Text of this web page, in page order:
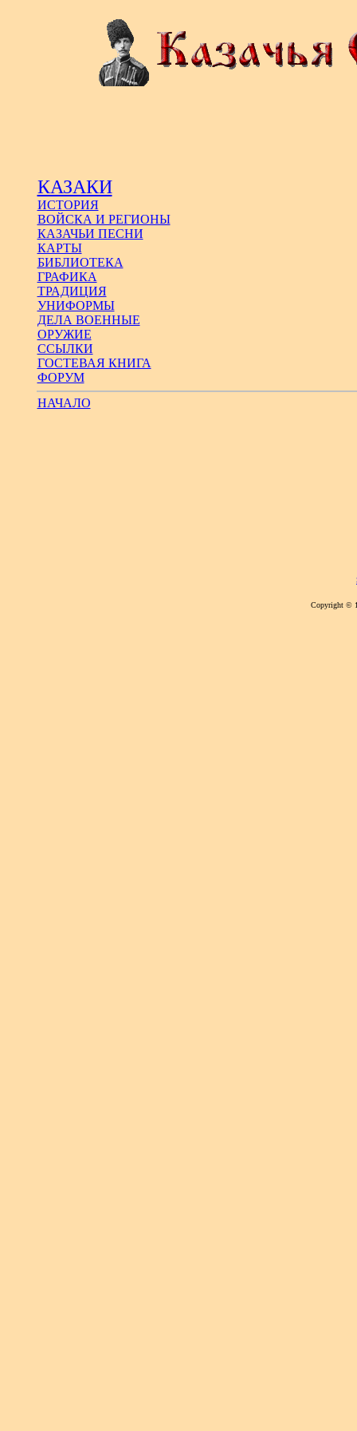
КАЗАКИ
ИСТОРИЯ
ВОЙСКА И РЕГИОНЫ
КАЗАЧЬИ ПЕСНИ
КАРТЫ
БИБЛИОТЕКА
ГРАФИКА
ТРАДИЦИЯ
УНИФОРМЫ
ДЕЛА ВОЕННЫЕ
ОРУЖИЕ
ССЫЛКИ
ГОСТЕВАЯ КНИГА
ФОРУМ
НАЧАЛО
Copyright ©